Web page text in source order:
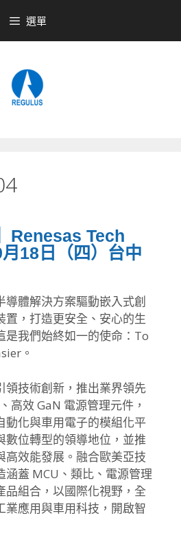
選單
Renesas Tech
18日（四）台中
導體解決方案驅動嵌入式創
置，打造更安全、安心的生
我們始終如一的使命：To
。
領技術創新，推出業界領先
高效 GaN 電源管理元件，
動化與車用電子的模組化平
數位轉型的領導地位，並推
高效能發展。融合歐美亞技
涵蓋 MCU、類比、電源管理
品組合，以國際化視野，全
業應用與車用科技，開啟智